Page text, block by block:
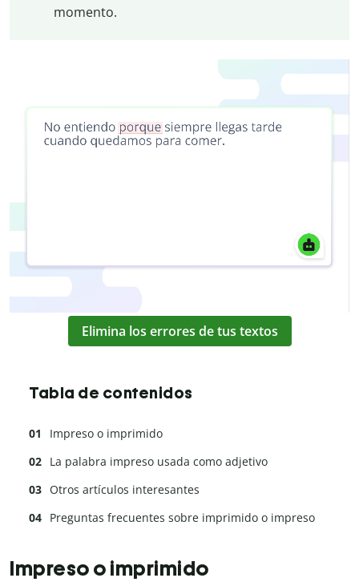
momento.
Elimina los errores de tus textos
Tabla de contenidos
Impreso o imprimido
La palabra impreso usada como adjetivo
Otros artículos interesantes
Preguntas frecuentes sobre imprimido o impreso
Impreso o imprimido